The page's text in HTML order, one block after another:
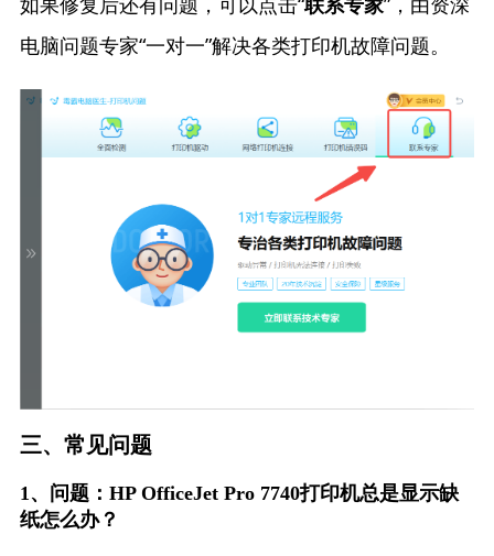
联系专家
电脑问题专家“一对一”解决各类打印机故障问题。
三、常见问题
1、问题：HP OfficeJet Pro 7740打印机总是显示缺
纸怎么办？